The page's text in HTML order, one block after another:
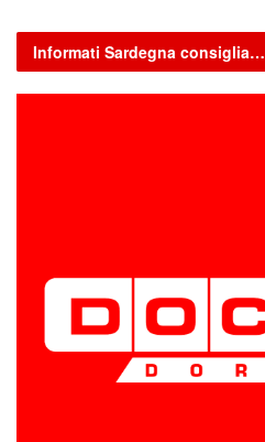
Informati Sardegna consiglia…